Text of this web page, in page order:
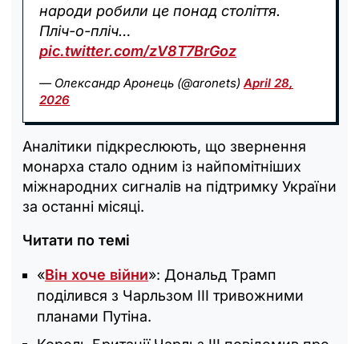
народи робили це понад століття.
Пліч-о-пліч…
pic.twitter.com/zV8T7BrGoz
— Олександр Аронець (@aronets) April 28,
2026
Аналітики підкреслюють, що звернення
монарха стало одним із найпомітніших
міжнародних сигналів на підтримку України
за останні місяці.
Читати по темі
«Він хоче війни»: Дональд Трамп
поділився з Чарльзом III тривожними
планами Путіна.